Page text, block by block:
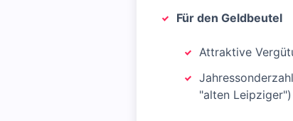
Für den Geldbeutel
Attraktive
"alten Leipziger")